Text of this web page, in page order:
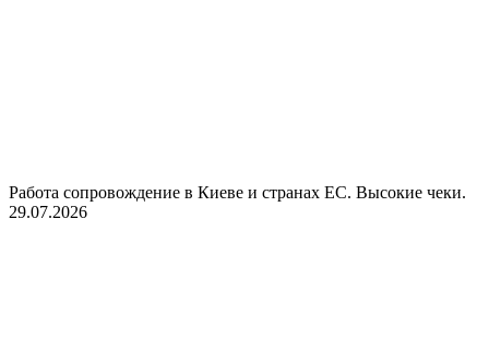
Работа сопровождение в Киеве и странах ЕС. Высокие чеки.
29.07.2026